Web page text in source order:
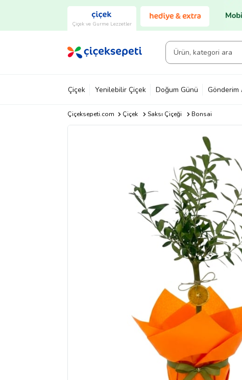
Çiçek ve Gurme Lezzetler
Çiçek Yenilebilir Çiçek Doğum Günü Gönderim
Çiçeksepeti.com Çiçek Saksı Çiçeği Bonsai